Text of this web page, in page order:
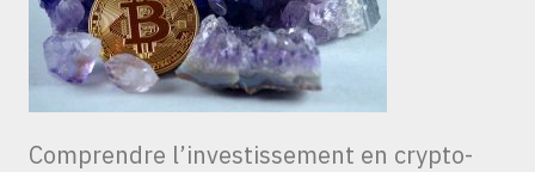
Comprendre l’investissement en crypto-